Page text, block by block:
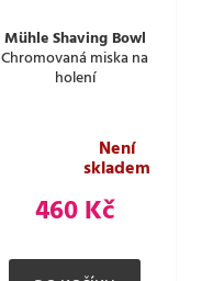
Mühle Shaving Bowl
Chromovaná miska na
holení
Není
skladem
460 Kč